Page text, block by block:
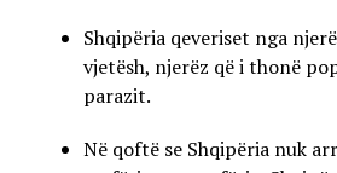
Shqipëria qeveriset nga
vjetësh, njerëz që i thonë
parazit.
Në qoftë se Shqipëria nuk